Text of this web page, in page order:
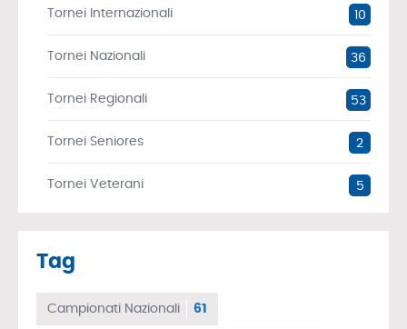
Tornei Internazionali 10
Tornei Nazionali 36
Tornei Regionali 53
Tornei Seniores 2
Tornei Veterani 5
Tag
Campionati Nazionali 61